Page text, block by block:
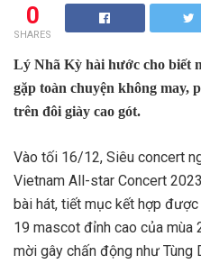
0
SHARES
Lý Nhã Kỳ hài hước cho biết
gặp toàn chuyện không may,
trên đôi giày cao gót.
Vào tối 16/12, Siêu concert
Vietnam All-star Concert
bài hát, tiết mục kết hợp
19 mascot đỉnh cao của mùa
mời gây chấn động như Tùng